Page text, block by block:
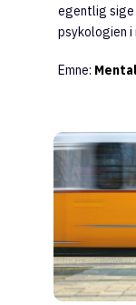
egentlig
psykologien i
Emne: